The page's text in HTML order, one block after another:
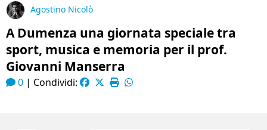
Agostino Nicolò
A Dumenza una giornata speciale tra
sport, musica e memoria per il prof.
Giovanni Manserra
0 | Condividi: